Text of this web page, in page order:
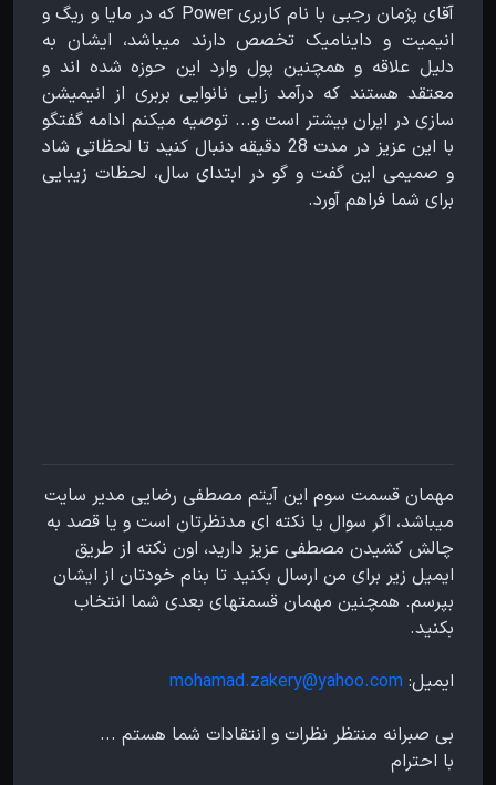
آقای پژمان رجبی با نام کاربری Power که در مایا و ریگ و
انیمیت و داینامیک تخصص دارند میباشد، ایشان به
دلیل علاقه و همچنین پول وارد این حوزه شده اند و
معتقد هستند که درآمد زایی نانوایی بربری از انیمیشن
سازی در ایران بیشتر است و... توصیه میکنم ادامه گفتگو
با این عزیز در مدت 28 دقیقه دنبال کنید تا لحظاتی شاد
و صمیمی این گفت و گو در ابتدای سال، لحظات زیبایی
برای شما فراهم آورد.
مهمان قسمت سوم این آیتم مصطفی رضایی مدیر سایت
میباشد، اگر سوال یا نکته ای مدنظرتان است و یا قصد به
چالش کشیدن مصطفی عزیز دارید، اون نکته از طریق
ایمیل زیر برای من ارسال بکنید تا بنام خودتان از ایشان
بپرسم. همچنین مهمان قسمتهای بعدی شما انتخاب
بکنید.
ایمیل: mohamad.zakery@yahoo.com
بی صبرانه منتظر نظرات و انتقادات شما هستم ...
با احترام